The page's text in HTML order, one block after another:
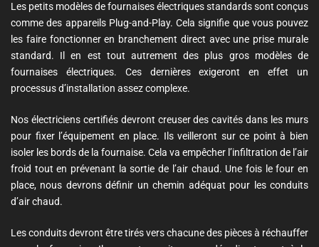
Les petits modèles de fournaises électriques standards sont conçus
comme des appareils Plug-and-Play. Cela signifie que vous pouvez
les faire fonctionner en branchement direct avec une prise murale
standard. Il en est tout autrement des plus gros modèles de
fournaises électriques. Ces dernières exigeront en effet un
processus d’installation assez complexe.
Nos électriciens certifiés devront creuser des cavités dans les murs
pour fixer l’équipement en place. Ils veilleront sur ce point à bien
isoler les bords de la fournaise. Cela va empêcher l’infiltration de l’air
froid tout en prévenant la sortie de l’air chaud. Une fois le four en
place, nous devrons définir un chemin adéquat pour les conduits
d’air chaud.
Les conduits devront être tirés vers chacune des pièces à réchauffer